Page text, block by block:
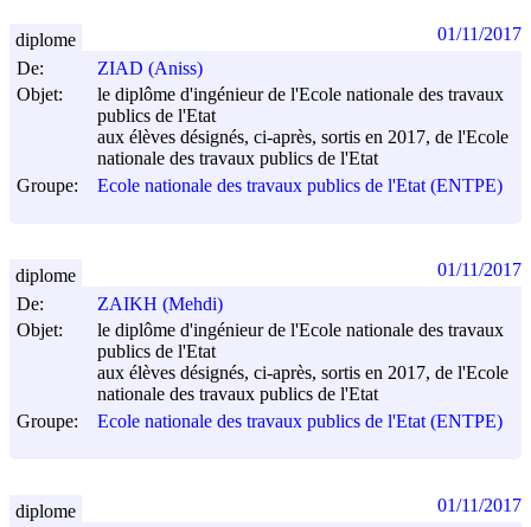
De:
ZIAD (Aniss)
Objet:
le diplôme d'ingénieur de l'Ecole nationale des travaux
publics de l'Etat
aux élèves désignés, ci-après, sortis en 2017, de l'Ecole
nationale des travaux publics de l'Etat
Groupe:
Ecole nationale des travaux publics de l'Etat (ENTPE)
diplome 01/11/2017
De:
ZAIKH (Mehdi)
Objet:
le diplôme d'ingénieur de l'Ecole nationale des travaux
publics de l'Etat
aux élèves désignés, ci-après, sortis en 2017, de l'Ecole
nationale des travaux publics de l'Etat
Groupe:
Ecole nationale des travaux publics de l'Etat (ENTPE)
diplome 01/11/2017
diplome 01/11/2017